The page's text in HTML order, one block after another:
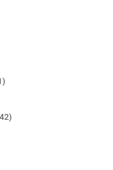
1
142